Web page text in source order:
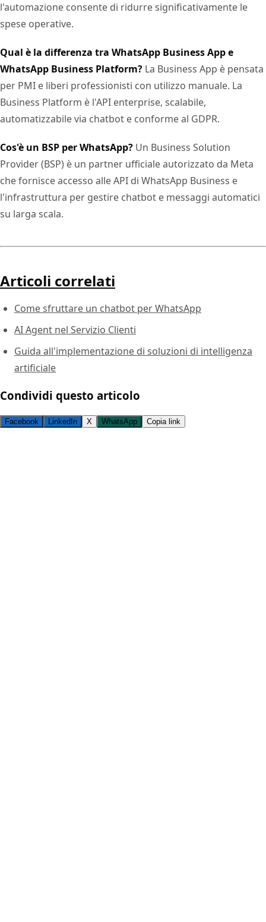
l'automazione consente di ridurre significativamente le
spese operative.
Qual è la differenza tra WhatsApp Business App e
WhatsApp Business Platform? La Business App è pensata
per PMI e liberi professionisti con utilizzo manuale. La
Business Platform è l'API enterprise, scalabile,
automatizzabile via chatbot e conforme al GDPR.
Cos'è un BSP per WhatsApp? Un Business Solution
Provider (BSP) è un partner ufficiale autorizzato da Meta
che fornisce accesso alle API di WhatsApp Business e
l'infrastruttura per gestire chatbot e messaggi automatici
su larga scala.
Articoli correlati
Come sfruttare un chatbot per WhatsApp
AI Agent nel Servizio Clienti
Guida all'implementazione di soluzioni di intelligenza
artificiale
Condividi questo articolo
Facebook LinkedIn X WhatsApp Copia link